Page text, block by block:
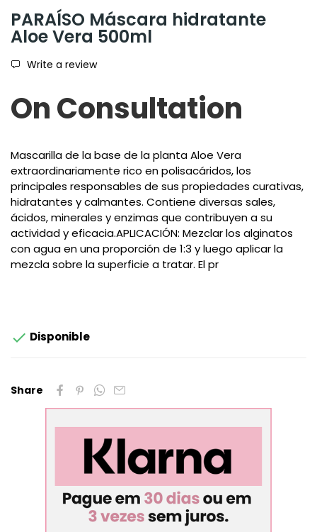
PARAÍSO Máscara hidratante
Aloe Vera 500ml
Write a review
On Consultation
Mascarilla de la base de la planta Aloe Vera
extraordinariamente rico en polisacáridos, los
principales responsables de sus propiedades curativas,
hidratantes y calmantes. Contiene diversas sales,
ácidos, minerales y enzimas que contribuyen a su
actividad y eficacia.APLICACIÓN: Mezclar los alginatos
con agua en una proporción de 1:3 y luego aplicar la
mezcla sobre la superficie a tratar. El pr
 Disponible
Share